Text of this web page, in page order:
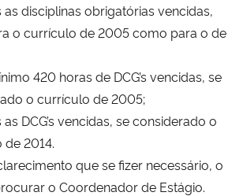
disciplinas obrigatórias vencidas,
o currículo de 2005 como para o de
420 horas de DCG’s vencidas, se
o currículo de 2005;
DCG’s vencidas, se considerado o
2014.
que se fizer necessário, o
o Coordenador de Estágio.